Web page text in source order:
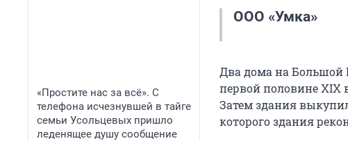
«Простите нас за всё». С
телефона исчезнувшей в тайге
семьи Усольцевых пришло
леденящее душу сообщение
ООО «Умка»
конце августа
генерального
По данным сервиса
Два дома на
первой половине XIX
Затем здания
которого здания